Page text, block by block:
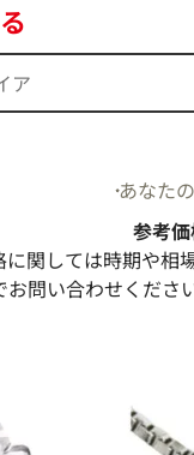
あなた
参考
関しては時期や相
問い合わせください